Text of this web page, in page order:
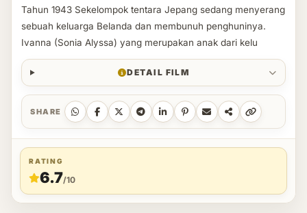
Tahun 1943 Sekelompok tentara Jepang sedang menyerang
sebuah keluarga Belanda dan membunuh penghuninya.
Ivanna (Sonia Alyssa) yang merupakan anak dari kelu
DETAIL FILM
SHARE
RATING
6.7/10